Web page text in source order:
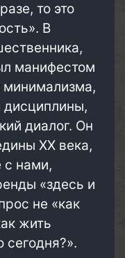
то это
В
манифестом
минимализма,
дисциплины,
диалог. Он
XX века,
с нами,
«здесь и
не «как
жить
сегодня?».